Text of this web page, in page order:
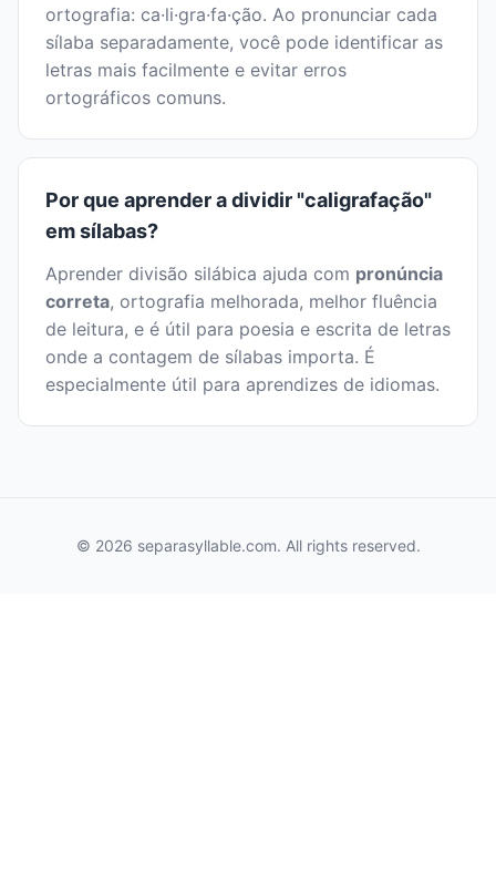
ortografia: ca·li·gra·fa·ção. Ao pronunciar cada
sílaba separadamente, você pode identificar as
letras mais facilmente e evitar erros
ortográficos comuns.
Por que aprender a dividir "caligrafação"
em sílabas?
Aprender divisão silábica ajuda com pronúncia
correta, ortografia melhorada, melhor fluência
de leitura, e é útil para poesia e escrita de letras
onde a contagem de sílabas importa. É
especialmente útil para aprendizes de idiomas.
© 2026 separasyllable.com. All rights reserved.